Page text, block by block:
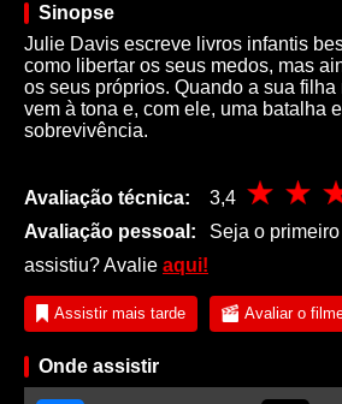
Sinopse
Julie Davis escreve livros infantis
como libertar os seus medos, mas
os seus próprios. Quando a sua filha
vem à tona e, com ele, uma batalha
sobrevivência.
Avaliação técnica: 3,4
Avaliação pessoal:
Seja o
assistiu? Avalie aqui!
Assistir mais tarde Avaliar o
Onde assistir